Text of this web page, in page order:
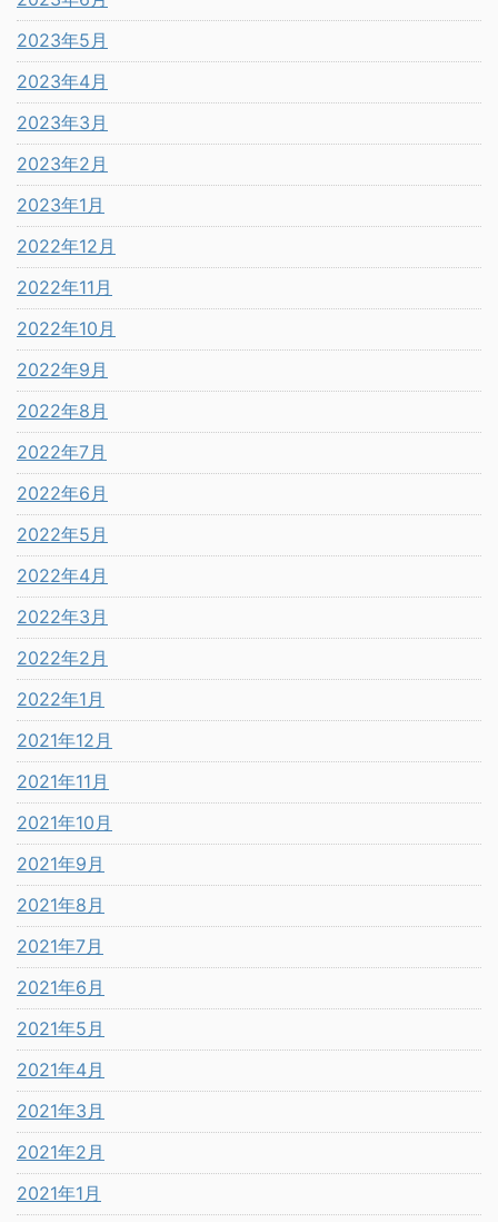
2023年5月
2023年4月
2023年3月
2023年2月
2023年1月
2022年12月
2022年11月
2022年10月
2022年9月
2022年8月
2022年7月
2022年6月
2022年5月
2022年4月
2022年3月
2022年2月
2022年1月
2021年12月
2021年11月
2021年10月
2021年9月
2021年8月
2021年7月
2021年6月
2021年5月
2021年4月
2021年3月
2021年2月
2021年1月